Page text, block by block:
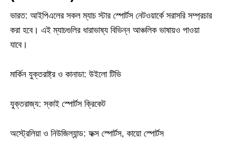
ভারত: আইপিএলের সকল ম্যাচ স্টার স্পোর্টস নেটওয়ার্কে সরাসরি সম্প্রচার
করা হবে। এই ম্যাচগুলির ধারাভাষ্য বিভিন্ন আঞ্চলিক ভাষায়ও পাওয়া
যাবে।
মার্কিন যুক্তরাষ্ট্র ও কানাডা: উইলো টিভি
যুক্তরাজ্য: স্কাই স্পোর্টস ক্রিকেট
অস্ট্রেলিয়া ও নিউজিল্যান্ড: ফক্স স্পোর্টস, কায়ো স্পোর্টস